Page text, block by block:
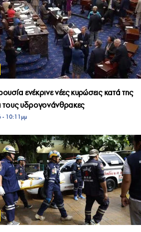
ενέκρινε νέες κυρώσεις κατά της
τους υδρογονάνθρακες
10:11μμ